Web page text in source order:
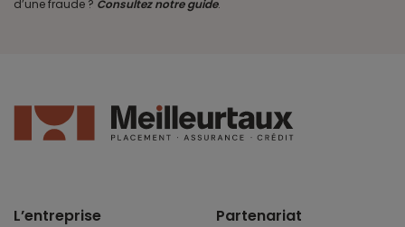
d’une fraude ? Consultez notre guide.
L’entreprise Partenariat